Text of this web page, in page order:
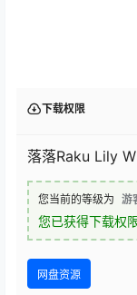
下载权限
落落Raku Lily
您当前的等级为 游
您已获得下载权
网盘资源